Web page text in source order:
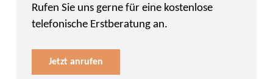
Rufen Sie uns gerne für eine kostenlose
telefonische Erstberatung an.
Jetzt anrufen